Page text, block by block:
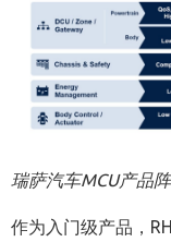
瑞萨汽车MCU产品
作为入门级产品，